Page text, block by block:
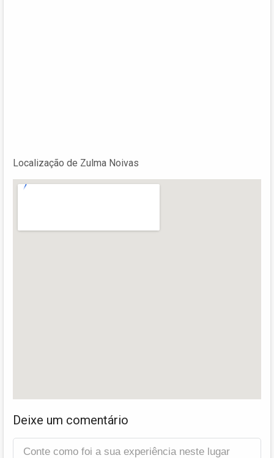
Localização de Zulma Noivas
Deixe um comentário